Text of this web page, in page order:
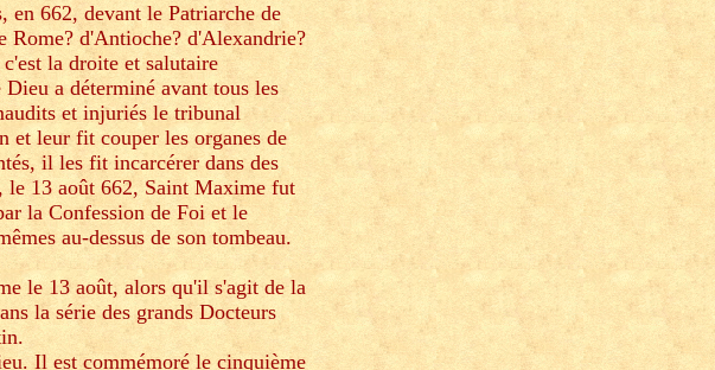
en 662, devant le Patriarche de
Rome? d'Antioche? d'Alexandrie?
la droite et salutaire
a déterminé avant tous les
et injuriés le tribunal
et leur fit couper les organes de
il les fit incarcérer dans des
le 13 août 662, Saint Maxime fut
la Confession de Foi et le
au-dessus de son tombeau.
le 13 août, alors qu'il s'agit de la
la série des grands Docteurs
Il est commémoré le cinquième